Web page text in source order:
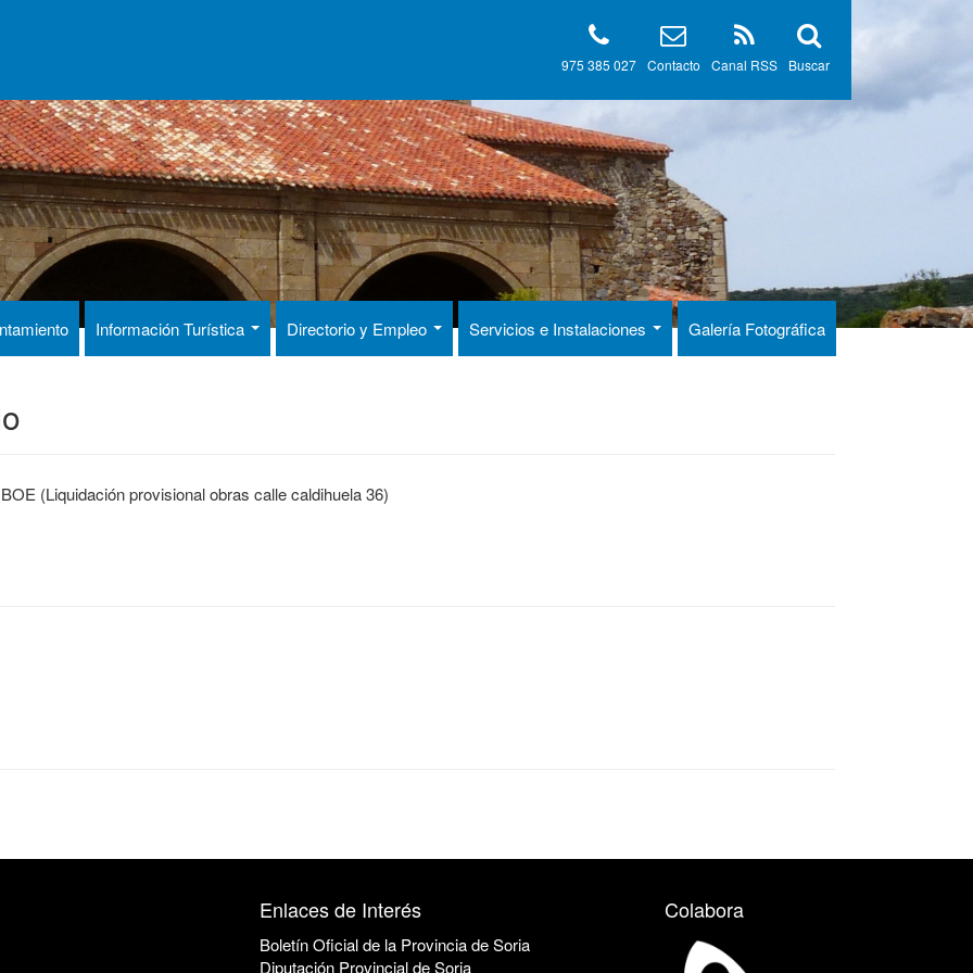
Buscar
Canal RSS
Contacto
975 385 027
Información Turística Directorio y Empleo Servicios e Instalaciones Galería Fotográfica
(Liquidación provisional obras calle caldihuela 36)
Enlaces de Interés
Boletín Oficial de la Provincia de Soria
Diputación Provincial de Soria
Colabora